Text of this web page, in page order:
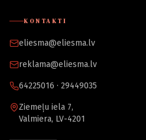
KONTAKTI
eliesma@eliesma.lv
reklama@eliesma.lv
64225016 · 29449035
Ziemeļu iela 7,
Valmiera, LV-4201